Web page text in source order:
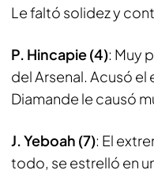
Le faltó solidez y
P. Hincapie (4): Muy
del Arsenal. Acusó
Diamande le causó
J. Yeboah (7): El
todo, se estrelló en